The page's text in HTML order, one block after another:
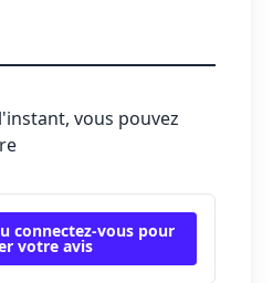
vous pouvez
connectez-vous pour
votre avis